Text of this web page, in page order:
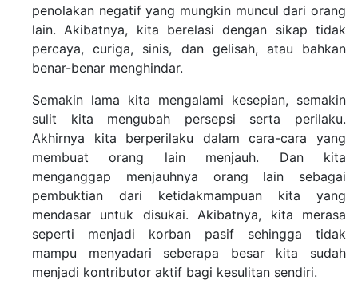
penolakan negatif yang mungkin muncul dari orang
lain. Akibatnya, kita berelasi dengan sikap tidak
percaya, curiga, sinis, dan gelisah, atau bahkan
benar-benar menghindar.
Semakin lama kita mengalami kesepian, semakin
sulit kita mengubah persepsi serta perilaku.
Akhirnya kita berperilaku dalam cara-cara yang
membuat orang lain menjauh. Dan kita
menganggap menjauhnya orang lain sebagai
pembuktian dari ketidakmampuan kita yang
mendasar untuk disukai. Akibatnya, kita merasa
seperti menjadi korban pasif sehingga tidak
mampu menyadari seberapa besar kita sudah
menjadi kontributor aktif bagi kesulitan sendiri.